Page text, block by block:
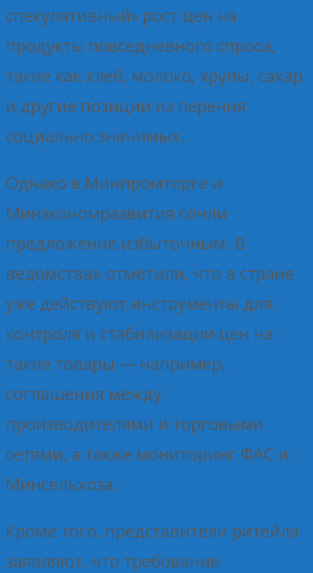
спекулятивный» рост цен на
продукты повседневного спроса,
такие как хлеб, молоко, крупы, сахар
и другие позиции из перечня
социально значимых.
Однако в Минпромторге и
Минэкономразвития сочли
предложение избыточным. В
ведомствах отметили, что в стране
уже действуют инструменты для
контроля и стабилизации цен на
такие товары — например,
соглашения между
производителями и торговыми
сетями, а также мониторинг ФАС и
Минсельхоза.
Кроме того, представители ритейла
заявляют, что требование